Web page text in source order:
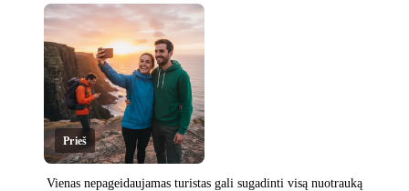
Prieš
Vienas nepageidaujamas turistas gali sugadinti visą nuotrauką